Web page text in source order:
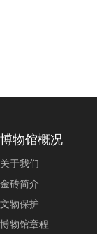
博物馆概况
关于我们
金砖简介
文物保护
博物馆章程